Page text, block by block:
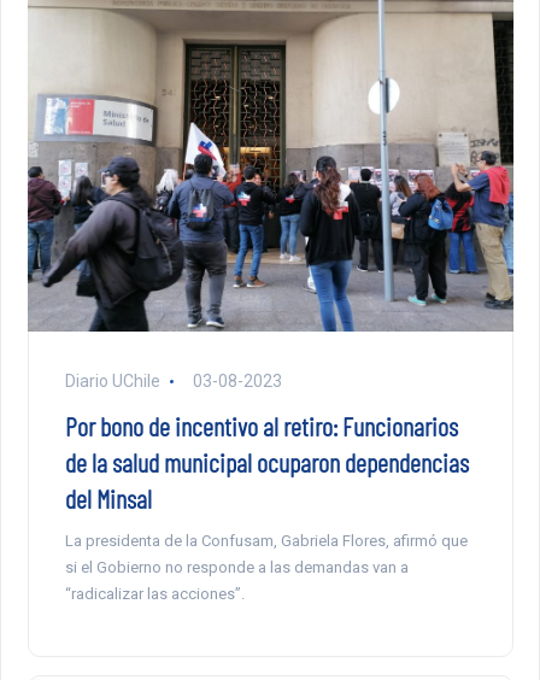
Diario UChile 03-08-2023
Por bono de incentivo al retiro: Funcionarios
de la salud municipal ocuparon dependencias
del Minsal
La presidenta de la Confusam, Gabriela Flores, afirmó que
si el Gobierno no responde a las demandas van a
“radicalizar las acciones”.